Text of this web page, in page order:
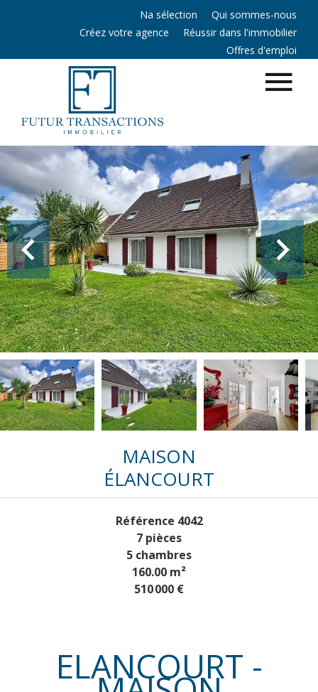
Na sélection
Qui sommes-nous
Créez votre agence
Réussir dans l'immobilier
Offres d'emploi
MAISON
ÉLANCOURT
Référence 4042
7 pièces
5 chambres
160.00 m²
510 000 €
ELANCOURT -